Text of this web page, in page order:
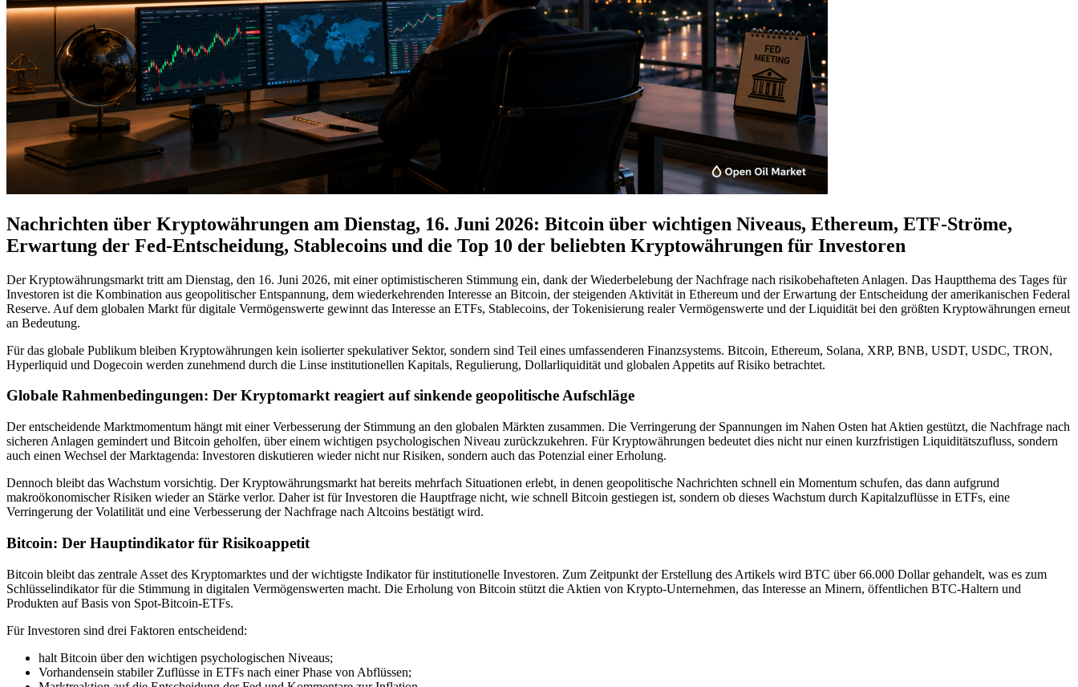
Nachrichten über Kryptowährungen am Dienstag, 16. Juni 2026: Bitcoin über wichtigen Niveaus, Ethereum, ETF-Ströme,
Erwartung der Fed-Entscheidung, Stablecoins und die Top 10 der beliebten Kryptowährungen für Investoren
Der Kryptowährungsmarkt tritt am Dienstag, den 16. Juni 2026, mit einer optimistischeren Stimmung ein, dank der Wiederbelebung der Nachfrage nach risikobehafteten Anlagen. Das Hauptthema des Tages für
Investoren ist die Kombination aus geopolitischer Entspannung, dem wiederkehrenden Interesse an Bitcoin, der steigenden Aktivität in Ethereum und der Erwartung der Entscheidung der amerikanischen Federal
Reserve. Auf dem globalen Markt für digitale Vermögenswerte gewinnt das Interesse an ETFs, Stablecoins, der Tokenisierung realer Vermögenswerte und der Liquidität bei den größten Kryptowährungen erneut
an Bedeutung.
Für das globale Publikum bleiben Kryptowährungen kein isolierter spekulativer Sektor, sondern sind Teil eines umfassenderen Finanzsystems. Bitcoin, Ethereum, Solana, XRP, BNB, USDT, USDC, TRON,
Hyperliquid und Dogecoin werden zunehmend durch die Linse institutionellen Kapitals, Regulierung, Dollarliquidität und globalen Appetits auf Risiko betrachtet.
Globale Rahmenbedingungen: Der Kryptomarkt reagiert auf sinkende geopolitische Aufschläge
Der entscheidende Marktmomentum hängt mit einer Verbesserung der Stimmung an den globalen Märkten zusammen. Die Verringerung der Spannungen im Nahen Osten hat Aktien gestützt, die Nachfrage nach
sicheren Anlagen gemindert und Bitcoin geholfen, über einem wichtigen psychologischen Niveau zurückzukehren. Für Kryptowährungen bedeutet dies nicht nur einen kurzfristigen Liquiditätszufluss, sondern
auch einen Wechsel der Marktagenda: Investoren diskutieren wieder nicht nur Risiken, sondern auch das Potenzial einer Erholung.
Dennoch bleibt das Wachstum vorsichtig. Der Kryptowährungsmarkt hat bereits mehrfach Situationen erlebt, in denen geopolitische Nachrichten schnell ein Momentum schufen, das dann aufgrund
makroökonomischer Risiken wieder an Stärke verlor. Daher ist für Investoren die Hauptfrage nicht, wie schnell Bitcoin gestiegen ist, sondern ob dieses Wachstum durch Kapitalzuflüsse in ETFs, eine
Verringerung der Volatilität und eine Verbesserung der Nachfrage nach Altcoins bestätigt wird.
Bitcoin: Der Hauptindikator für Risikoappetit
Bitcoin bleibt das zentrale Asset des Kryptomarktes und der wichtigste Indikator für institutionelle Investoren. Zum Zeitpunkt der Erstellung des Artikels wird BTC über 66.000 Dollar gehandelt, was es zum
Schlüsselindikator für die Stimmung in digitalen Vermögenswerten macht. Die Erholung von Bitcoin stützt die Aktien von Krypto-Unternehmen, das Interesse an Minern, öffentlichen BTC-Haltern und
Produkten auf Basis von Spot-Bitcoin-ETFs.
Für Investoren sind drei Faktoren entscheidend:
halt Bitcoin über den wichtigen psychologischen Niveaus;
Vorhandensein stabiler Zuflüsse in ETFs nach einer Phase von Abflüssen;